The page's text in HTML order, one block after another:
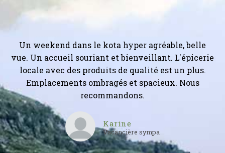
Un weekend dans le kota hyper agréable, belle
vue. Un accueil souriant et bienveillant. L'épicerie
locale avec des produits de qualité est un plus.
Emplacements ombragés et spacieux. Nous
recommandons.
Karine
Vacancière sympa